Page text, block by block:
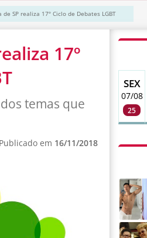
SP realiza 17º Ciclo de Debates LGBT
17º
temas que
Publicado em 16/11/2018
SEX
07/08
25